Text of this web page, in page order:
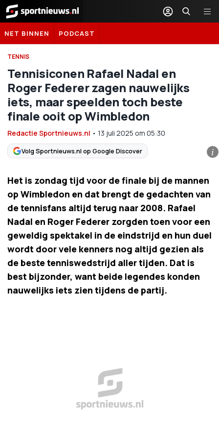
Sportnieuws.nl
NET BINNEN PODCAST
TENNIS
Tennisiconen Rafael Nadal en
Roger Federer zagen nauwelijks
iets, maar speelden toch beste
finale ooit op Wimbledon
Redactie Sportnieuws.nl • 13 juli 2025 om 05:30
Volg Sportnieuws.nl op Google Discover i
Het is zondag tijd voor de finale bij de mannen
op Wimbledon en dat brengt de gedachten van
de tennisfans altijd terug naar 2008. Rafael
Nadal en Roger Federer zorgden toen voor een
geweldig spektakel in de eindstrijd en hun duel
wordt door vele kenners nog altijd gezien als
de beste tenniswedstrijd aller tijden. Dat is
best bijzonder, want beide legendes konden
nauwelijks iets zien tijdens de partij.